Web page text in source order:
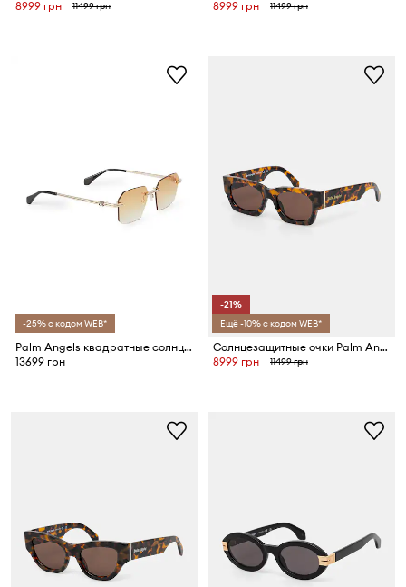
8999 грн
11499 грн
8999 грн
11499 грн
-25% с кодом WEB*
Palm Angels квадратные солнцезащитные очки
13699 грн
-21%
Ещё -10% с кодом WEB*
Солнцезащитные очки Palm Angels
8999 грн
11499 грн